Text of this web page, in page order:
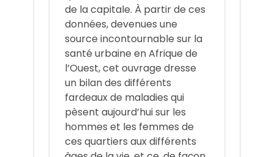
de la capitale. À partir de ces
données, devenues une
source incontournable sur la
santé urbaine en Afrique de
l’Ouest, cet ouvrage dresse
un bilan des différents
fardeaux de maladies qui
pèsent aujourd’hui sur les
hommes et les femmes de
ces quartiers aux différents